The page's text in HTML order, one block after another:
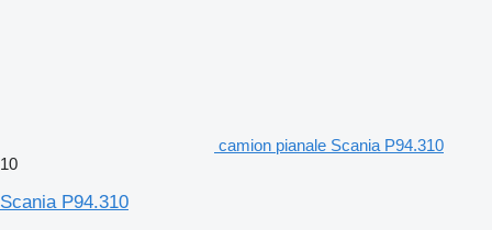
camion pianale Scania P94.310
10
Scania P94.310